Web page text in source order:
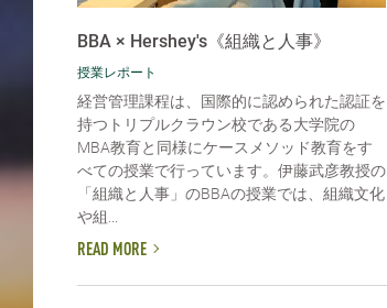
BBA × Hershey's《組織と人事》
授業レポート
経営管理課程は、国際的に認められた認証を
持つトリプルクラウン校である大学院の
MBA教育と同様にケースメソッド教育をす
べての授業で行っています。伊藤武彦教授の
「組織と人事」のBBAの授業では、組織文化
や組...
READ MORE